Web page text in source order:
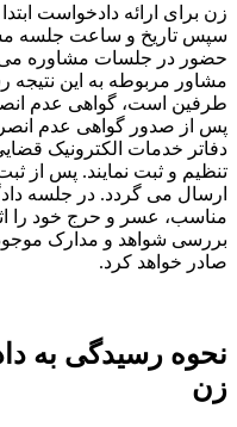
زن برای ارائه دادخواست
سپس تاریخ و ساعت جلسه
حضور در جلسات مشاوره می
مشاور مربوطه به این نتیجه
طرفین است، گواهی عدم
پس از صدور گواهی عدم
دفاتر خدمات الکترونیک
تنظیم و ثبت نمایند. پس از
ارسال می گردد. در جلسه
مناسب، عسر و حرج خود را
بررسی شواهد و مدارک
صادر خواهد کرد.
نحوه رسیدگی به
زن